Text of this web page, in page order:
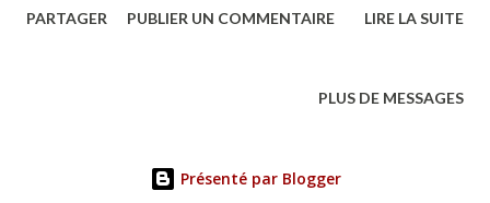
connaissons. J’ai assisté mardi soir en direct de New York à
Gates, le 4è personne la plus riche de la planète. Il lançait
alerter sur le risque élevé de pandémies dans le futur… On
PARTAGER PUBLIER UN COMMENTAIRE LIRE LA SUITE
PLUS DE MESSAGES
Présenté par Blogger